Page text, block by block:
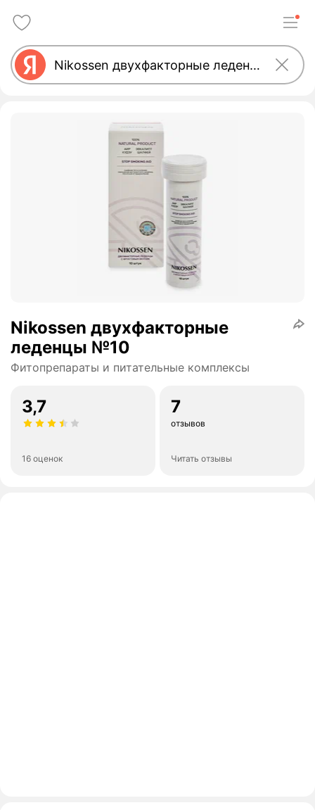
Nikossen двухфакторные
леденцы №10
Фитопрепараты и питательные комплексы
3,7
16 оценок
7
отзывов
Читать отзывы